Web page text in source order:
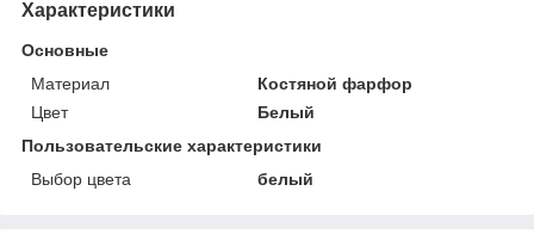
Характеристики
Основные
Материал
Костяной фарфор
Цвет
Белый
Пользовательские характеристики
Выбор цвета
белый